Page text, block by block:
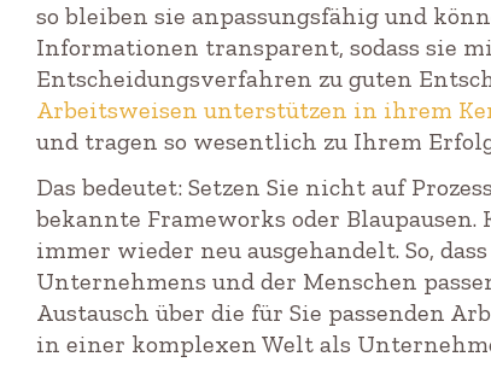
so bleiben sie anpassungsfähig und
Informationen transparent, sodass sie
Entscheidungsverfahren zu guten
Arbeitsweisen unterstützen in ihrem
und tragen so wesentlich zu Ihrem
Das bedeutet: Setzen Sie nicht auf
bekannte Frameworks oder
immer wieder neu ausgehandelt. So,
Unternehmens und der Menschen
Austausch über die für Sie passenden
in einer komplexen Welt als